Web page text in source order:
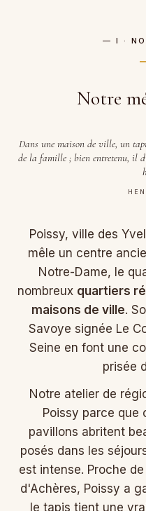
— I ·
Notre
Dans une maison de ville, un
de la famille ; bien entretenu, il
Poissy, ville des
mêle un centre
Notre-Dame, le
nombreux quartiers
maisons de ville.
Savoye signée Le
Seine en font une
prisée
Notre atelier de
Poissy parce que
pavillons abritent
posés dans les
est intense. Proche
d'Achères, Poissy a
le tapis tient une